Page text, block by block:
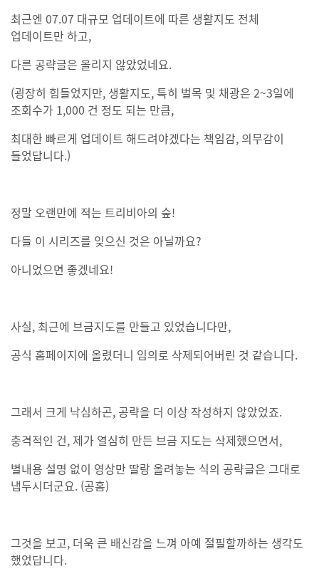
최근엔 07.07 대규모 업데이트에 따른 생활지도 전체
업데이트만 하고,
다른 공략글은 올리지 않았었네요.
(굉장히 힘들었지만, 생활지도, 특히 벌목 및 채광은 2~3일에
조회수가 1,000 건 정도 되는 만큼,
최대한 빠르게 업데이트 해드려야겠다는 책임감, 의무감이
들었답니다.)
정말 오랜만에 적는 트리비아의 숲!
다들 이 시리즈를 잊으신 것은 아닐까요?
아니었으면 좋겠네요!
사실, 최근에 브금지도를 만들고 있었습니다만,
공식 홈페이지에 올렸더니 임의로 삭제되어버린 것 같습니다.
그래서 크게 낙심하곤, 공략을 더 이상 작성하지 않았었죠.
충격적인 건, 제가 열심히 만든 브금 지도는 삭제했으면서,
별내용 설명 없이 영상만 딸랑 올려놓는 식의 공략글은 그대로
냅두시더군요. (공홈)
그것을 보고, 더욱 큰 배신감을 느껴 아예 절필할까하는 생각도
했었답니다.